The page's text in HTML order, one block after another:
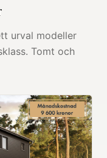
urval modeller
Tomt och